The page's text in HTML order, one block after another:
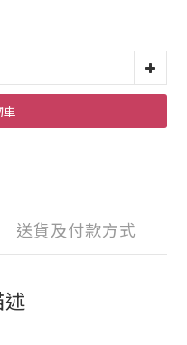
車
送貨及付款方式